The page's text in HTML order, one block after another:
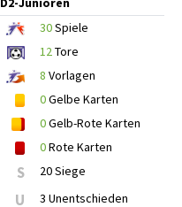
30Spiele
12Tore
8 Vorlagen
0Gelbe Karten
0Gelb-Rote Karten
0Rote Karten
S 20 Siege
U 3 Unentschieden